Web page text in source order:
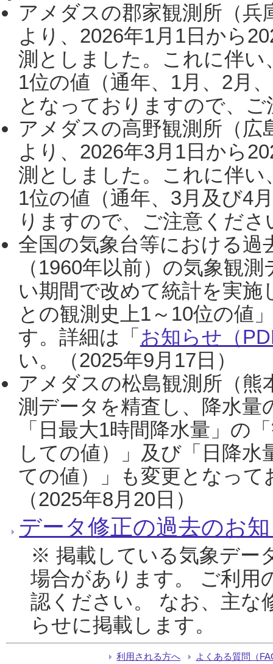
アメダスの郡家観測所（
より、2026年1月1日から
測としました。これに伴い
1位の値（通年、1月、2月
となっておりますので、
アメダスの高野観測所（
より、2026年3月1日から
測としました。これに伴い
1位の値（通年、3月及び4
りますので、ご注意くだ
全国の気象台等における過
（1960年以前）の気象観
い期間で改めて統計を実
との観測史上1～10位の値
す。詳細は「 お知らせ（
い。（2025年9月17日）
アメダスの松島観測所（熊
測データを精査し、降水
「日最大1時間降水量」の
しての値）」及び「日降
ての値）」も変更となっ
（2025年8月20日）
データ修正の過去のお
※ 掲載している気象デー
場合があります。 ご利用
認ください。 なお、主な
らせに掲載します。
利用される方へ よくある質問（